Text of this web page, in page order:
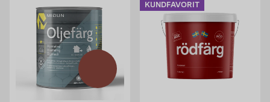
KUNDFAVORIT